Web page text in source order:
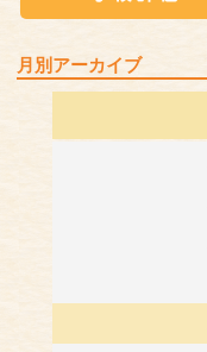
月別アーカイブ